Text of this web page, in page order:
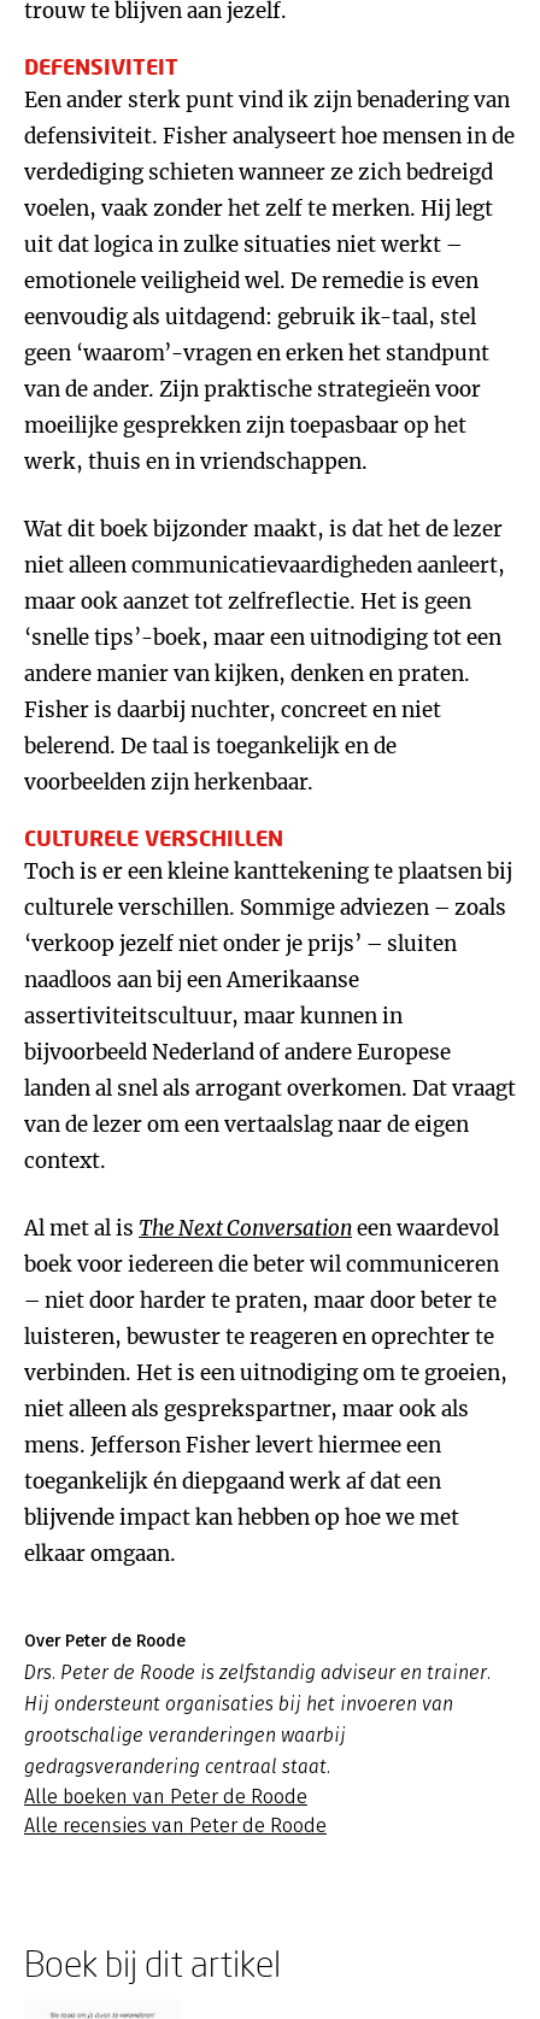
trouw te blijven aan jezelf.
DEFENSIVITEIT
Een ander sterk punt vind ik zijn benadering van
defensiviteit. Fisher analyseert hoe mensen in de
verdediging schieten wanneer ze zich bedreigd
voelen, vaak zonder het zelf te merken. Hij legt
uit dat logica in zulke situaties niet werkt –
emotionele veiligheid wel. De remedie is even
eenvoudig als uitdagend: gebruik ik-taal, stel
geen ‘waarom’-vragen en erken het standpunt
van de ander. Zijn praktische strategieën voor
moeilijke gesprekken zijn toepasbaar op het
werk, thuis en in vriendschappen.
Wat dit boek bijzonder maakt, is dat het de lezer
niet alleen communicatievaardigheden aanleert,
maar ook aanzet tot zelfreflectie. Het is geen
‘snelle tips’-boek, maar een uitnodiging tot een
andere manier van kijken, denken en praten.
Fisher is daarbij nuchter, concreet en niet
belerend. De taal is toegankelijk en de
voorbeelden zijn herkenbaar.
CULTURELE VERSCHILLEN
Toch is er een kleine kanttekening te plaatsen bij
culturele verschillen. Sommige adviezen – zoals
‘verkoop jezelf niet onder je prijs’ – sluiten
naadloos aan bij een Amerikaanse
assertiviteitscultuur, maar kunnen in
bijvoorbeeld Nederland of andere Europese
landen al snel als arrogant overkomen. Dat vraagt
van de lezer om een vertaalslag naar de eigen
context.
Al met al is The Next Conversationeen waardevol
boek voor iedereen die beter wil communiceren
– niet door harder te praten, maar door beter te
luisteren, bewuster te reageren en oprechter te
verbinden. Het is een uitnodiging om te groeien,
niet alleen als gesprekspartner, maar ook als
mens. Jefferson Fisher levert hiermee een
toegankelijk én diepgaand werk af dat een
blijvende impact kan hebben op hoe we met
elkaar omgaan.
Over Peter de Roode
Drs. Peter de Roode is zelfstandig adviseur en trainer.
Hij ondersteunt organisaties bij het invoeren van
grootschalige veranderingen waarbij
gedragsverandering centraal staat.
Alle boeken van Peter de Roode
Alle recensies van Peter de Roode
Boek bij dit artikel